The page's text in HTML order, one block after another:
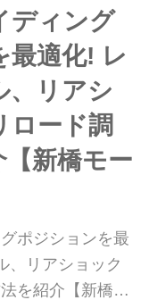
ンションの気に
。サスが変われ
れる秘密を解き
ディング
最適化! レ
、リアシ
ロード調
新橋モー
ポジションを最
、リアショック
を紹介【新橋モ